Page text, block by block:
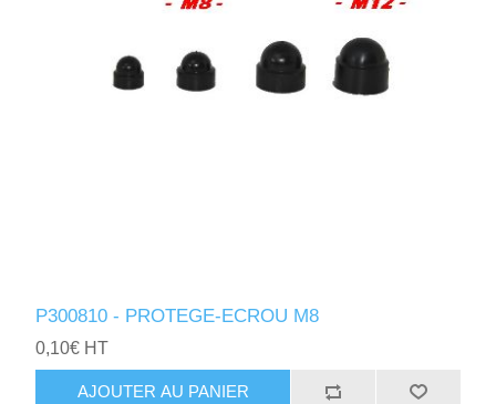
P300810 - PROTEGE-ECROU M8
0,10€ HT
AJOUTER AU PANIER